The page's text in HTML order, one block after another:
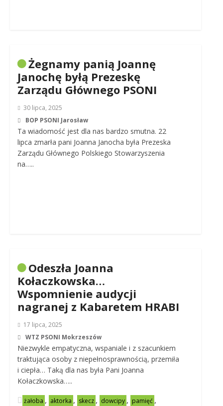
Żegnamy panią Joannę
Janochę byłą Prezeskę
Zarządu Głównego PSONI
30 lipca, 2025
BOP PSONI Jarosław
Ta wiadomość jest dla nas bardzo smutna. 22
lipca zmarła pani Joanna Janocha była Prezeska
Zarządu Głównego Polskiego Stowarzyszenia
na…..
Odeszła Joanna
Kołaczkowska…
Wspomnienie audycji
nagranej z Kabaretem HRABI
17 lipca, 2025
WTZ PSONI Mokrzeszów
Niezwykle empatyczna, wspaniale i z szacunkiem
traktująca osoby z niepełnosprawnością, przemiła
i ciepła… Taką dla nas była Pani Joanna
Kołaczkowska…..
żałoba , aktorka , skecz , dowcipy , pamięć ,